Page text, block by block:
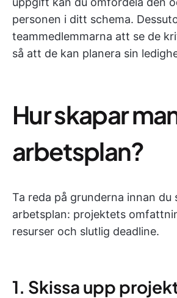
personen i ditt schema.
teammedlemmarna att se de
så att de kan planera sin
Hur skapar
arbetsplan?
Ta reda på grunderna innan du
arbetsplan: projektets
resurser och slutlig deadline.
1. Skissa upp